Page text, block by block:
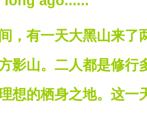
，有一天大黑山来
影山。二人都是修
想的栖身之地。这一